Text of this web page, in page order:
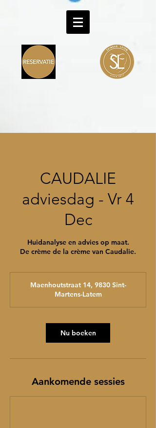
CAUDALIE
adviesdag - Vr 4
Dec
Huidanalyse en advies op maat.
De crème de la crème van Caudalie.
Maenhoutstraat 14, 9830 Sint-
Martens-Latem
Nu boeken
Aankomende sessies